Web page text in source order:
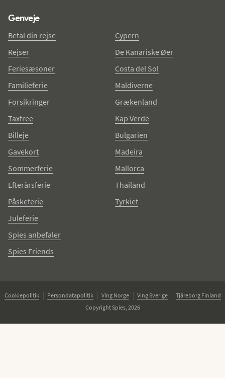
Genveje
Betal din rejse
Rejser
Feriesæsoner
Familieferie
Forsikringer
Taxfree
Billeje
Gavekort
Sommerferie
Efterårsferie
Påskeferie
Juleferie
Spies anbefaler
Spies Friends
Cypern
De Kanariske Øer
Costa del Sol
Maldiverne
Grækenland
Kap Verde
Bulgarien
Madeira
Mallorca
Thailand
Tyrkiet
Cookiepolitik Persondatapolitik Ving Norge Ving Sverige
Tjäreborg Finland
Copyright Spies, 2026